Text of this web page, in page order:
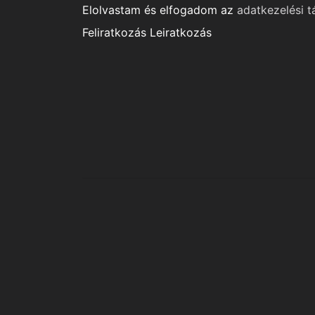
Elolvastam és elfogadom az adatkezelési
Feliratkozás Leiratkozás